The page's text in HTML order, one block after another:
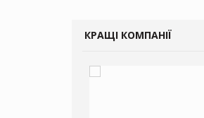
КРАЩІ КОМПАНІЇ